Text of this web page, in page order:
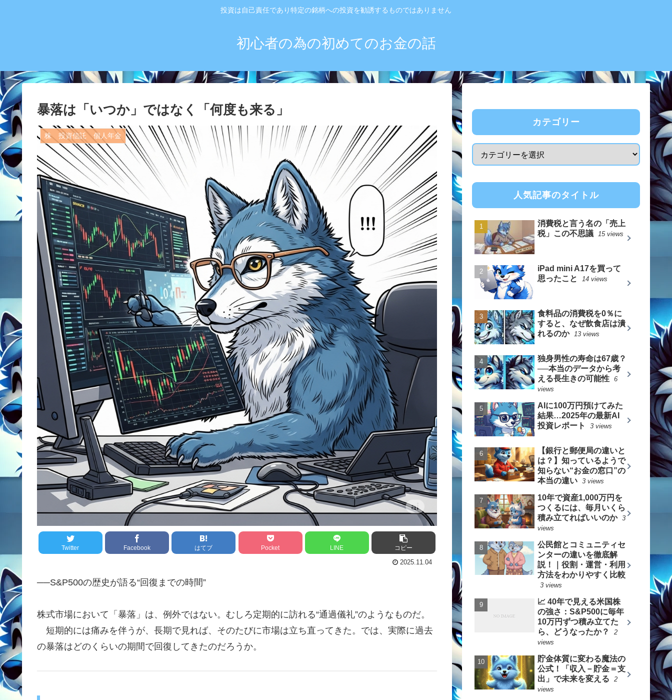
投資は自己責任であり特定の銘柄への投資を勧誘するものではありません
初心者の為の初めてのお金の話
暴落は「いつか」ではなく「何度も来る」
株 投資信託 個人年金
Twitter Facebook はてブ Pocket LINE コピー
2025.11.04
──S&P500の歴史が語る“回復までの時間”
株式市場において「暴落」は、例外ではない。むしろ定期的に訪れる“通過儀礼”のようなものだ。
短期的には痛みを伴うが、長期で見れば、そのたびに市場は立ち直ってきた。では、実際に過去
の暴落はどのくらいの期間で回復してきたのだろうか。
カテゴリー
人気記事のタイトル
消費税と言う名の「売上
税」この不思議
15 views
iPad mini A17を買って
思ったこと
14 views
食料品の消費税を0％に
すると、なぜ飲食店は潰
れるのか
13 views
独身男性の寿命は67歳？
──本当のデータから考
える長生きの可能性 6
views
AIに100万円預けてみた
結果…2025年の最新AI
投資レポート
3 views
【銀行と郵便局の違いと
は？】知っているようで
知らない“お金の窓口”の
本当の違い 3 views
10年で資産1,000万円を
つくるには、毎月いくら
積み立てればいいのか 3
views
公民館とコミュニティセ
ンターの違いを徹底解
説！｜役割・運営・利用
方法をわかりやすく比較
3 views
📈 40年で見える米国株
の強さ：S&P500に毎年
10万円ずつ積み立てた
ら、どうなったか？
2
views
貯金体質に変わる魔法の
公式！「収入－貯金＝支
出」で未来を変える
2
views